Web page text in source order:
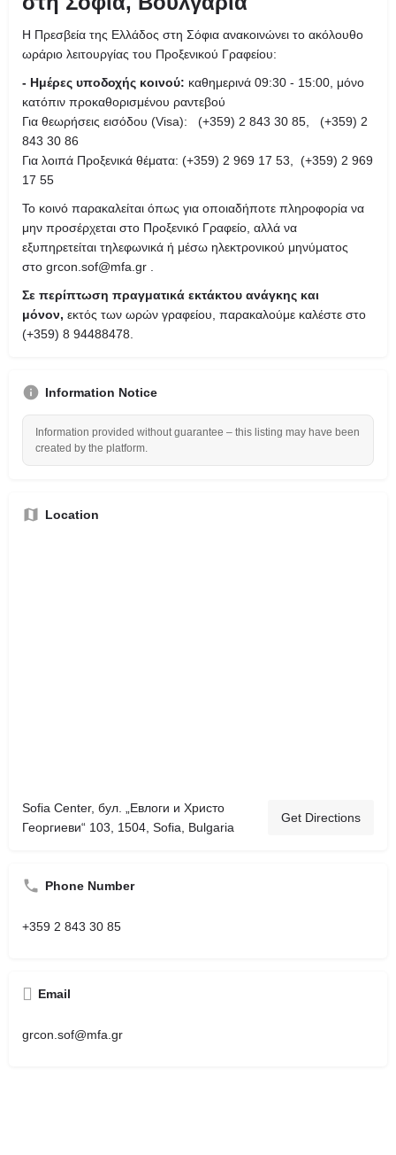
Η Πρεσβεία της Ελλάδος στη Σόφια ανακοινώνει το ακόλουθο
ωράριο λειτουργίας του Προξενικού Γραφείου:
- Ημέρες υποδοχής κοινού: καθημερινά 09:30 - 15:00, μόνο
κατόπιν προκαθορισμένου ραντεβού
Για θεωρήσεις εισόδου (Visa): (+359) 2 843 30 85, (+359) 2
843 30 86
Για λοιπά Προξενικά θέματα: (+359) 2 969 17 53, (+359) 2 969
17 55
Το κοινό παρακαλείται όπως για οποιαδήποτε πληροφορία να
μην προσέρχεται στο Προξενικό Γραφείο, αλλά να
εξυπηρετείται τηλεφωνικά ή μέσω ηλεκτρονικού μηνύματος
στο grcon.sof@mfa.gr .
Σε περίπτωση πραγματικά εκτάκτου ανάγκης και
μόνον, εκτός των ωρών γραφείου, παρακαλούμε καλέστε στο
(+359) 8 94488478.
Information Notice
Information provided without guarantee – this listing may have been
created by the platform.
Location
Sofia Center, бул. „Евлоги и Христо
Георгиеви“ 103, 1504, Sofia, Bulgaria
Get Directions
Phone Number
+359 2 843 30 85
Email
grcon.sof@mfa.gr